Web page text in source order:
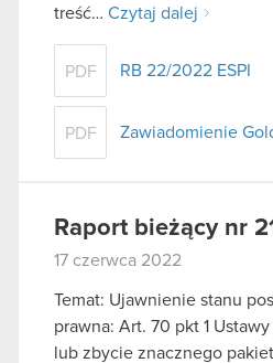
treść… Czytaj dalej
PDF RB 22/2022 ESPI
PDF Zawiadomienie
Raport bieżący nr
17 czerwca 2022
Temat: Ujawnienie stanu
prawna: Art. 70 pkt 1
lub zbycie znacznego